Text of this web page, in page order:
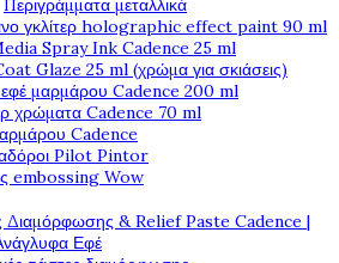
Περιγράμματα μεταλλικά
γκλίτερ holographic effect paint 90 ml
Spray Ink Cadence 25 ml
Glaze 25 ml (χρώμα για σκιάσεις)
εφέ μαρμάρου Cadence 200 ml
χρώματα Cadence 70 ml
Cadence
Pilot Pintor
embossing Wow
Διαμόρφωσης & Relief Paste Cadence |
Εφέ